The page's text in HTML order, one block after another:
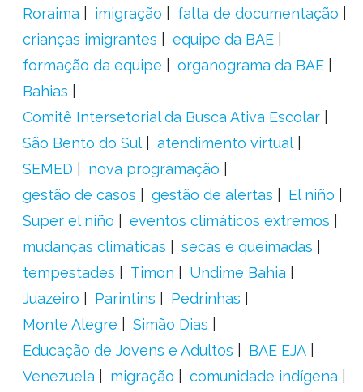
Roraima
imigração
falta de documentação
crianças imigrantes
equipe da BAE
formação da equipe
organograma da BAE
Bahias
Comitê Intersetorial da Busca Ativa Escolar
São Bento do Sul
atendimento virtual
SEMED
nova programação
gestão de casos
gestão de alertas
El niño
Super el niño
eventos climáticos extremos
mudanças climáticas
secas e queimadas
tempestades
Timon
Undime Bahia
Juazeiro
Parintins
Pedrinhas
Monte Alegre
Simão Dias
Educação de Jovens e Adultos
BAE EJA
Venezuela
migração
comunidade indígena